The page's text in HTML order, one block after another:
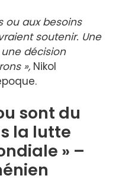
ou aux besoins
soutenir. Une
décision
», Nikol
sont du
la lutte
» –